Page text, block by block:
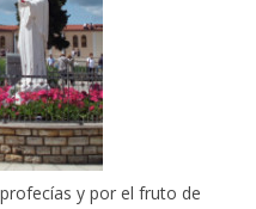
y por el fruto de